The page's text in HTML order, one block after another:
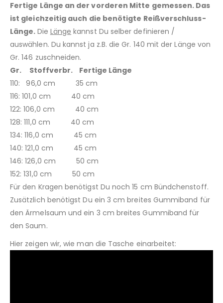
Fertige Länge an der vorderen Mitte gemessen. Das
ist gleichzeitig auch die benötigte Reißverschluss-
Länge. Die Länge kannst Du selber definieren /
auswählen. Du kannst ja z.B. die Gr. 140 mit der Länge von
Gr. 146 zuschneiden.
Gr. Stoffverbr. Fertige Länge
110: 96,0 cm 35 cm
116: 101,0 cm 40 cm
122: 106,0 cm 40 cm
128: 111,0 cm 40 cm
134: 116,0 cm 45 cm
140: 121,0 cm 45 cm
146: 126,0 cm 50 cm
152: 131,0 cm 50 cm
Für den Kragen benötigst Du noch 15 cm Bündchenstoff.
Zusätzlich benötigst Du ein 3 cm breites Gummiband für
den Ärmelsaum und ein 3 cm breites Gummiband für
den Saum.
Hier zeigen wir, wie man die Tasche einarbeitet: